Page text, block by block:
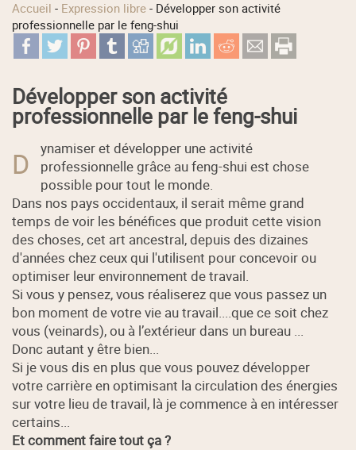
Accueil - Expression libre - Développer son activité
professionnelle par le feng-shui
Développer son activité
professionnelle par le feng-shui
D
ynamiser et développer une activité
professionnelle grâce au feng-shui est chose
possible pour tout le monde.
Dans nos pays occidentaux, il serait même grand
temps de voir les bénéfices que produit cette vision
des choses, cet art ancestral, depuis des dizaines
d'années chez ceux qui l'utilisent pour concevoir ou
optimiser leur environnement de travail.
Si vous y pensez, vous réaliserez que vous passez un
bon moment de votre vie au travail....que ce soit chez
vous (veinards), ou à l’extérieur dans un bureau ...
Donc autant y être bien...
Si je vous dis en plus que vous pouvez développer
votre carrière en optimisant la circulation des énergies
sur votre lieu de travail, là je commence à en intéresser
certains...
Et comment faire tout ça ?